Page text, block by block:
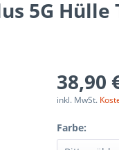
5G Hülle
38,90
inkl. MwSt.
Farbe: